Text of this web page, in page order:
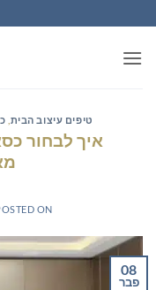
to
content
טיפים עיצוב הבית
איך לבחור
ON
08
פבר